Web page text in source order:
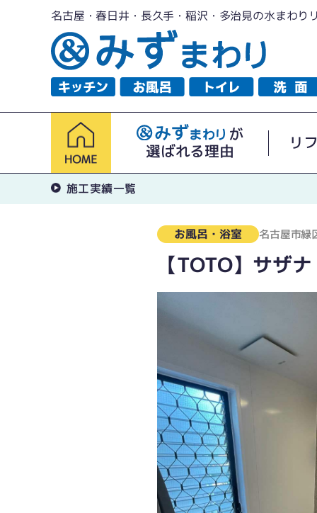
名古屋・春日井・長久手・稲沢・多治見の水まわり
が
選ばれる理由
リ
施工実績一覧
お風呂・浴室 名古屋市緑
【TOTO】サザ